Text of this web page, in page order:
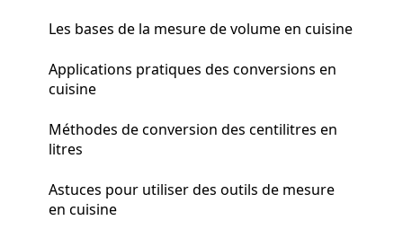
Les bases de la mesure de volume en cuisine
Applications pratiques des conversions en
cuisine
Méthodes de conversion des centilitres en
litres
Astuces pour utiliser des outils de mesure
en cuisine